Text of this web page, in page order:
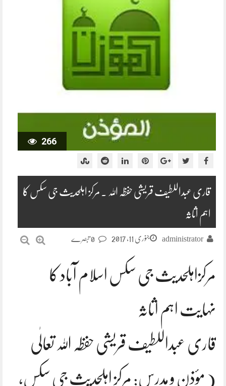
266
قاری عبداللطیف قریشی حفظہ اللہ ۔ مرکز اہلحدیث جی سکس کا
اہم اثاثہ
administrator جنوری 11, 2017
مرکزاہلحدیث جی سکس اسلام آباد کا
نہایت اہم اثاثہ
قاری عبداللطیف قریشی حفظہ اللہ تعالٰی
( مؤذن و مدرس: مرکز اہلحدیث جی سکس,